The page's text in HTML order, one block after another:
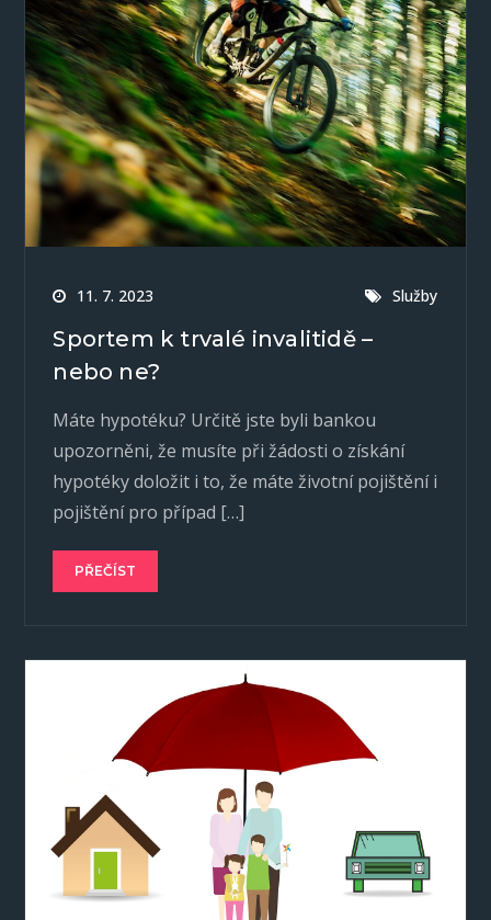
11. 7. 2023 Služby
Sportem k trvalé invalitidě –
nebo ne?
Máte hypotéku? Určitě jste byli bankou
upozorněni, že musíte při žádosti o získání
hypotéky doložit i to, že máte životní pojištění i
pojištění pro případ […]
PŘEČÍST